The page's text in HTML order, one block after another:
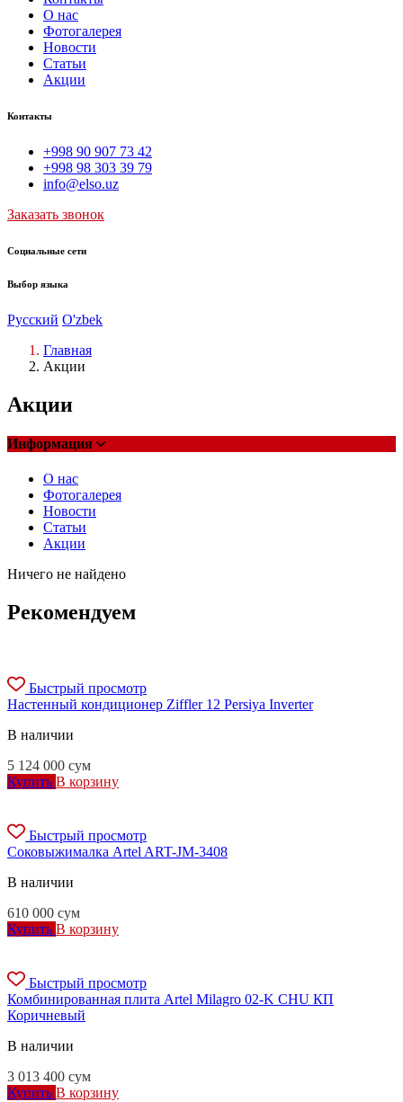
О нас
Фотогалерея
Новости
Статьи
Акции
Контакты
+998 90 907 73 42
+998 98 303 39 79
info@elso.uz
Заказать звонок
Социальные сети
Выбор языка
Русский O'zbek
Главная
Акции
Акции
Информация
О нас
Фотогалерея
Новости
Статьи
Акции
Ничего не найдено
Рекомендуем
Быстрый просмотр
Настенный кондиционер Ziffler 12 Persiya Inverter
В наличии
5 124 000 сум
Купить В корзину
Быстрый просмотр
Соковыжималка Artel ART-JM-3408
В наличии
610 000 сум
Купить В корзину
Быстрый просмотр
Комбинированная плита Artel Milagro 02-K CHU КП
Коричневый
В наличии
3 013 400 сум
Купить В корзину